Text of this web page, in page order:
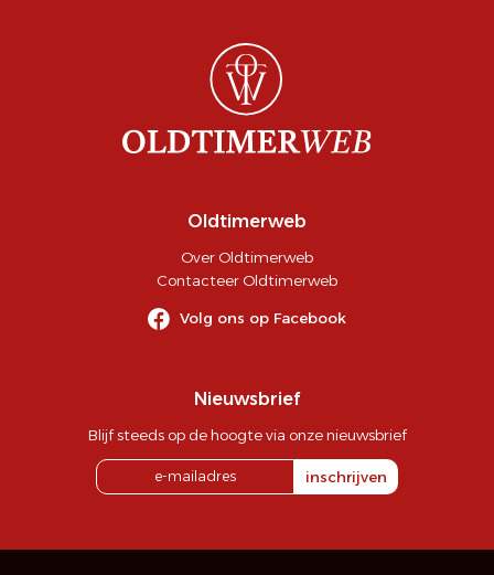
Oldtimerweb
Over Oldtimerweb
Contacteer Oldtimerweb
Volg ons op Facebook
Nieuwsbrief
Blijf steeds op de hoogte via onze nieuwsbrief
inschrijven